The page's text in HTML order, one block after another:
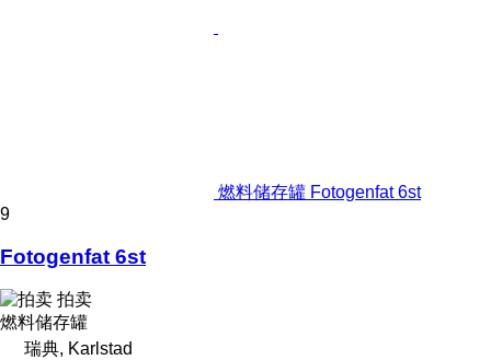
燃料储存罐 Fotogenfat 6st
9
Fotogenfat 6st
拍卖
燃料储存罐
瑞典, Karlstad